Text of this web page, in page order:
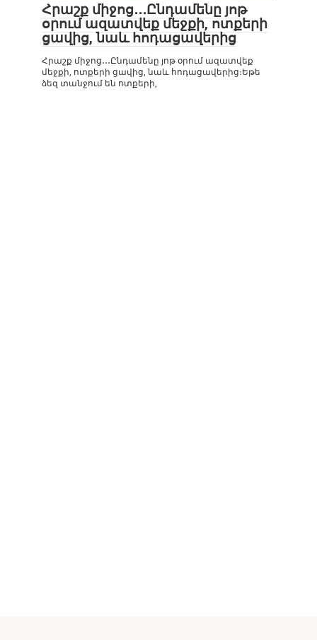
Հրաշք միջոց․․․Ընդամենը յոթ
օրում ազատվեք մեջքի, ոտքերի
ցավից, նաև հոդացավերից
Հրաշք միջոց․․․Ընդամենը յոթ օրում ազատվեք
մեջքի, ոտքերի ցավից, նաև հոդացավերից։Եթե
ձեզ տանջում են ոտքերի,